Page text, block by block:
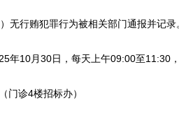
无行贿犯罪行为被相关部门通报并记录
5年10月30日，每天上午09:00至11:30
门诊4楼招标办）